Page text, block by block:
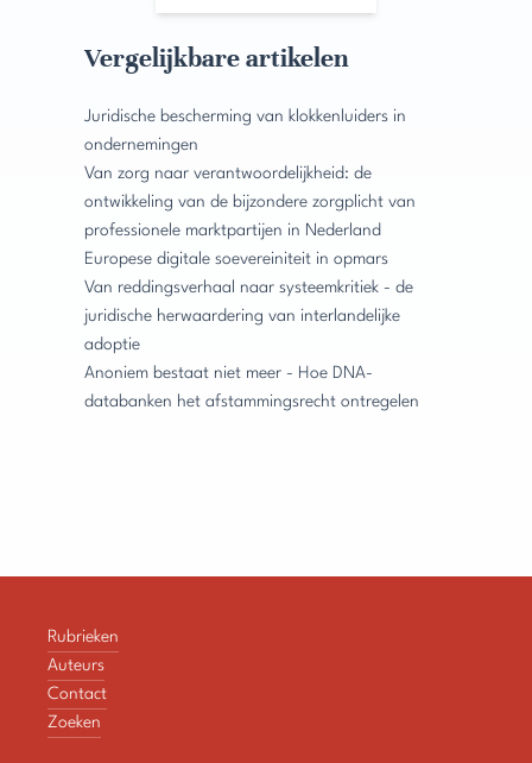
Vergelijkbare artikelen
Juridische bescherming van klokkenluiders in
ondernemingen
Van zorg naar verantwoordelijkheid: de
ontwikkeling van de bijzondere zorgplicht van
professionele marktpartijen in Nederland
Europese digitale soevereiniteit in opmars
Van reddingsverhaal naar systeemkritiek - de
juridische herwaardering van interlandelijke
adoptie
Anoniem bestaat niet meer - Hoe DNA-
databanken het afstammingsrecht ontregelen
Rubrieken
Auteurs
Contact
Zoeken